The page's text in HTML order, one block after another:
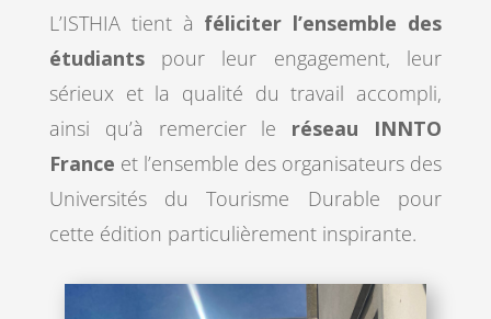
L’ISTHIA tient à féliciter l’ensemble des
étudiantspour leur engagement, leur
sérieux et la qualité du travail accompli,
ainsi qu’à remercier le réseau INNTO
France et l’ensemble des organisateurs des
Universités du Tourisme Durable pour
cette édition particulièrement inspirante.